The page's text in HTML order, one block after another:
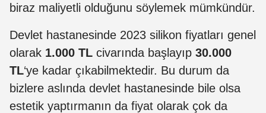
biraz maliyetli olduğunu söylemek mümkündür.
Devlet hastanesinde 2023 silikon fiyatları genel
olarak 1.000 TL civarında başlayıp 30.000
TL‘ye kadar çıkabilmektedir. Bu durum da
bizlere aslında devlet hastanesinde bile olsa
estetik yaptırmanın da fiyat olarak çok da